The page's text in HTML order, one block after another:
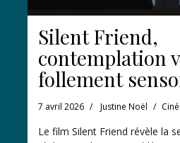
Silent Friend,
contemplation
follement
7 avril 2026 Justine Noël
Le film Silent Friend révèle la